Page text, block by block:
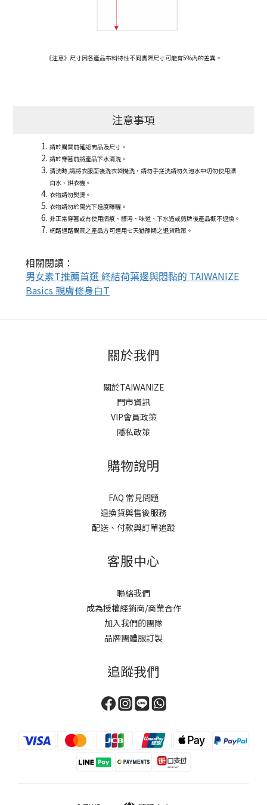
《注意》尺寸因各產品布料特性不同實際尺寸可能有5%內的差異。
注意事項
請於購買前確認商品及尺寸。
請於穿著前將產品下水清洗。
清洗時,請將衣服面裝洗衣袋機洗，請勿手搓洗請勿久泡水中切勿使用漂
白水、烘衣機。
衣物請勿熨燙。
衣物請勿於陽光下過度曝曬。
非正常穿著或有使用摺痕、髒污、味道、下水過或剪牌後產品概不退換。
網路通路購買之產品方可適用七天猶豫期之退貨政策。
相關閱讀：
男女素T推薦首選 終結荷葉邊與悶黏的 TAIWANIZE
Basics 親膚修身白T
關於我們
關於TAIWANIZE
門市資訊
VIP會員政策
隱私政策
購物說明
FAQ 常見問題
退換貨與售後服務
配送、付款與訂單追蹤
客服中心
聯絡我們
成為授權經銷商/商業合作
加入我們的團隊
品牌團體服訂製
追蹤我們